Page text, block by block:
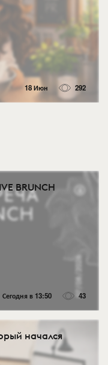
18 Июн 292
BRUNCH
Сегодня в 13:50 43
начался